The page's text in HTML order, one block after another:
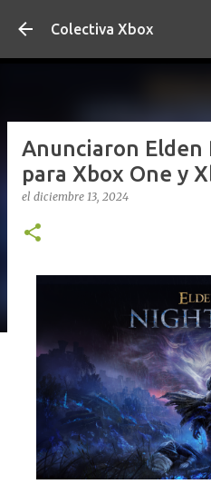
Ir al
Colectiva Xbox
Anunciaron
para Xbox One y
el diciembre 13, 2024